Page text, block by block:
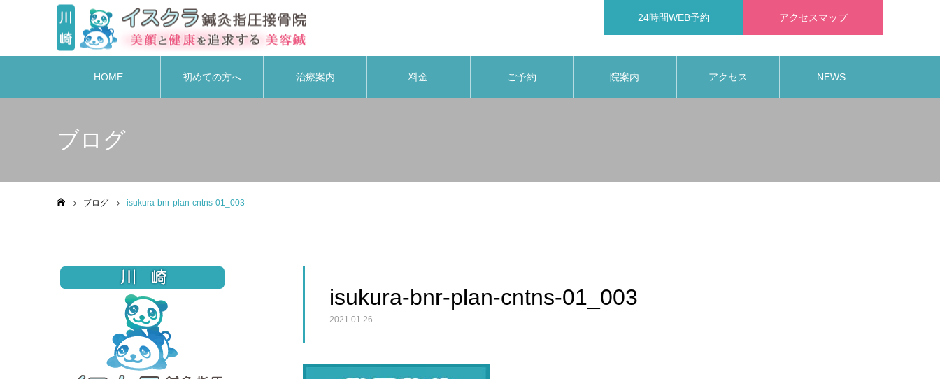
24時間WEB予約 アクセスマップ
HOME 初めての方へ 治療案内 料金 ご予約 院案内 アクセス NEWS
ブログ
ブログ isukura-bnr-plan-cntns-01_003
isukura-bnr-plan-cntns-01_003
2021.01.26